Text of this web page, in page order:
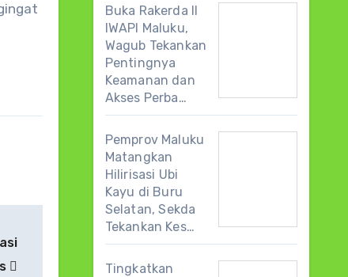
Buka Rakerda II
IWAPI Maluku,
Wagub Tekankan
Pentingnya
Keamanan dan
Akses Perba…
Pemprov Maluku
Matangkan
Hilirisasi Ubi
Kayu di Buru
Selatan, Sekda
Tekankan Kes…
Tingkatkan